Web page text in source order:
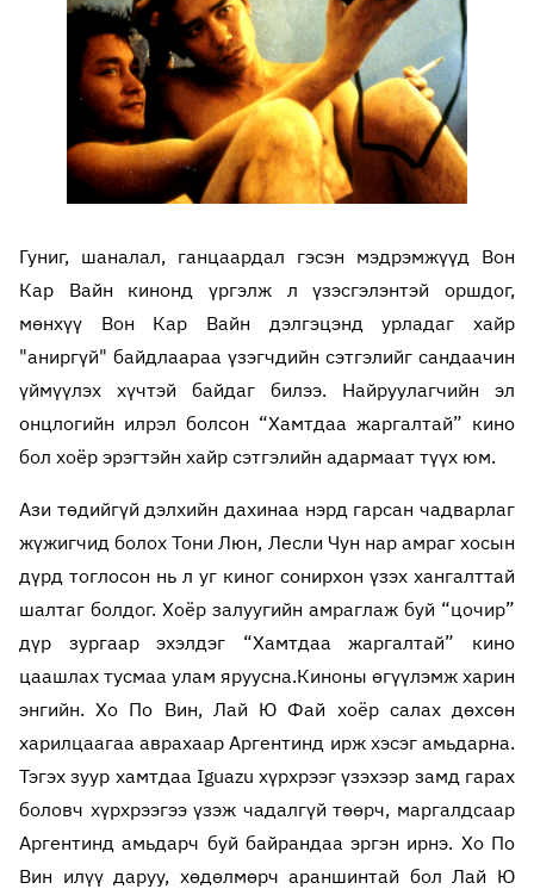
Гуниг, шаналал, ганцаардал гэсэн мэдрэмжүүд Вон
Кар Вайн кинонд үргэлж л үзэсгэлэнтэй оршдог,
мөнхүү Вон Кар Вайн дэлгэцэнд урладаг хайр
"аниргүй" байдлаараа үзэгчдийн сэтгэлийг сандаачин
үймүүлэх хүчтэй байдаг билээ. Найруулагчийн эл
онцлогийн илрэл болсон “Хамтдаа жаргалтай” кино
бол хоёр эрэгтэйн хайр сэтгэлийн адармаат түүх юм.
Ази төдийгүй дэлхийн дахинаа нэрд гарсан чадварлаг
жүжигчид болох Тони Люн, Лесли Чун нар амраг хосын
дүрд тоглосон нь л уг киног сонирхон үзэх хангалттай
шалтаг болдог. Хоёр залуугийн амраглаж буй “цочир”
дүр зургаар эхэлдэг “Хамтдаа жаргалтай” кино
цаашлах тусмаа улам яруусна.Киноны өгүүлэмж харин
энгийн. Хо По Вин, Лай Ю Фай хоёр салах дөхсөн
харилцаагаа аврахаар Аргентинд ирж хэсэг амьдарна.
Тэгэх зуур хамтдаа Iguazu хүрхрээг үзэхээр замд гарах
боловч хүрхрээгээ үзэж чадалгүй төөрч, маргалдсаар
Аргентинд амьдарч буй байрандаа эргэн ирнэ. Хо По
Вин илүү даруу, хөдөлмөрч араншинтай бол Лай Ю